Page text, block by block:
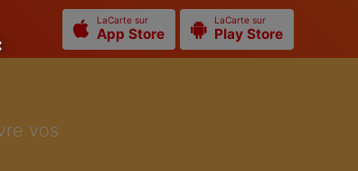
LaCarte sur
App Store
LaCarte sur
Play Store
vos